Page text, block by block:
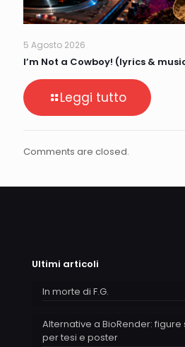
5 Agosto 2026
I’m Not a Cowboy! (lyrics &
Leggi tutto
Comments are closed.
Ultimi articoli
In morte di F.G.
Alternative a BioRender: figure
per tesi e poster